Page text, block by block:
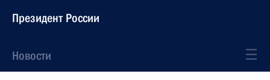
Президент России
Новости